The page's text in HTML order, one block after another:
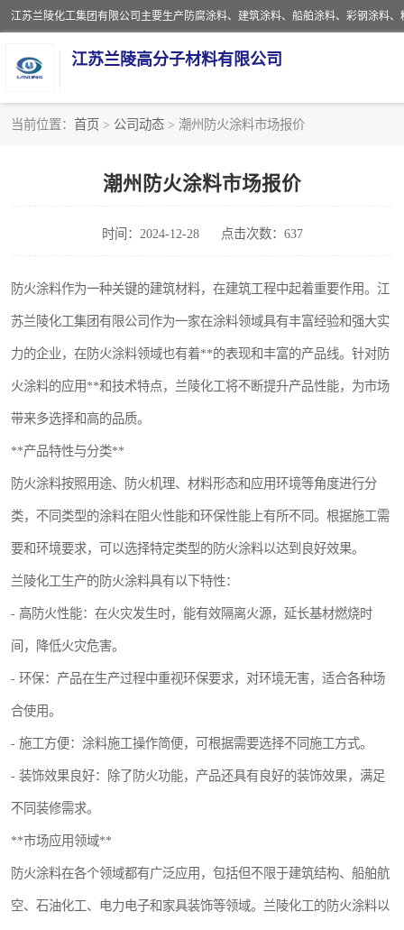
江苏兰陵高分子材料有限公司
当前位置： 首页 > 公司动态 > 潮州防火涂料市场报价
潮州防火涂料市场报价
时间：2024-12-28 点击次数：637
防火涂料作为一种关键的建筑材料，在建筑工程中起着重要作用。江
苏兰陵化工集团有限公司作为一家在涂料领域具有丰富经验和强大实
力的企业，在防火涂料领域也有着**的表现和丰富的产品线。针对防
火涂料的应用**和技术特点，兰陵化工将不断提升产品性能，为市场
带来多选择和高的品质。
**产品特性与分类**
防火涂料按照用途、防火机理、材料形态和应用环境等角度进行分
类，不同类型的涂料在阻火性能和环保性能上有所不同。根据施工需
要和环境要求，可以选择特定类型的防火涂料以达到良好效果。
兰陵化工生产的防火涂料具有以下特性：
- 高防火性能：在火灾发生时，能有效隔离火源，延长基材燃烧时
间，降低火灾危害。
- 环保：产品在生产过程中重视环保要求，对环境无害，适合各种场
合使用。
- 施工方便：涂料施工操作简便，可根据需要选择不同施工方式。
- 装饰效果良好：除了防火功能，产品还具有良好的装饰效果，满足
不同装修需求。
**市场应用领域**
防火涂料在各个领域都有广泛应用，包括但不限于建筑结构、船舶航
空、石油化工、电力电子和家具装饰等领域。兰陵化工的防火涂料以
彩钢涂料
聚脲涂料
建筑涂料